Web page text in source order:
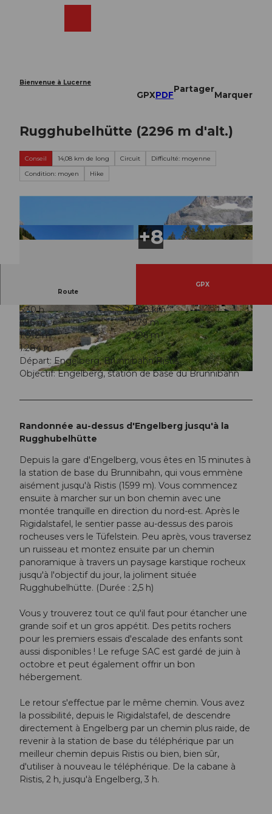
Bienvenue à Lucerne
GPXPDF
Partager
Marquer
Rugghubelhütte (2296 m d'alt.)
Conseil 14,08 km de long Circuit
Difficulté: moyenne
Condition: moyen
Hike
© Engelberg-Titlis Tourismus
© Engelberg-Titlis Tourismus © Engelberg-Titlis Tourismus
Route
GPX
5:30 h
14,08 km
696 m
1.279 m
1.012 m
2.296 m
1.284 m
Départ: Engelberg, Brunnibahn Ristis
Objectif: Engelberg, station de base du Brunnibahn
Randonnée au-dessus d'Engelberg jusqu'à la
Rugghubelhütte
Depuis la gare d'Engelberg, vous êtes en 15 minutes à
la station de base du Brunnibahn, qui vous emmène
aisément jusqu'à Ristis (1599 m). Vous commencez
ensuite à marcher sur un bon chemin avec une
montée tranquille en direction du nord-est. Après le
Rigidalstafel, le sentier passe au-dessus des parois
rocheuses vers le Tüfelstein. Peu après, vous traversez
un ruisseau et montez ensuite par un chemin
panoramique à travers un paysage karstique rocheux
jusqu'à l'objectif du jour, la joliment située
Rugghubelhütte. (Durée : 2,5 h)
Vous y trouverez tout ce qu'il faut pour étancher une
grande soif et un gros appétit. Des petits rochers
pour les premiers essais d'escalade des enfants sont
aussi disponibles ! Le refuge SAC est gardé de juin à
octobre et peut également offrir un bon
hébergement.
Le retour s'effectue par le même chemin. Vous avez
la possibilité, depuis le Rigidalstafel, de descendre
directement à Engelberg par un chemin plus raide, de
revenir à la station de base du téléphérique par un
meilleur chemin depuis Ristis ou bien, bien sûr,
d'utiliser à nouveau le téléphérique. De la cabane à
Ristis, 2 h, jusqu'à Engelberg, 3 h.